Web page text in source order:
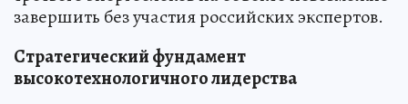
завершить без участия российских экспертов.
Стратегический фундамент
высокотехнологичного лидерства